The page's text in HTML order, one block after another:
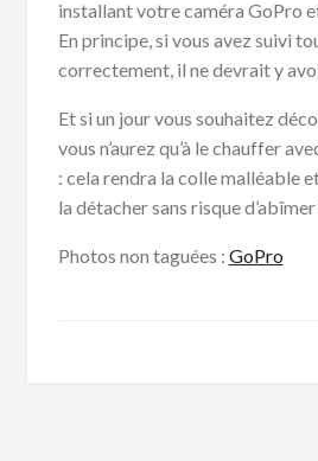
installant votre caméra GoPro
En principe, si vous avez suivi
correctement, il ne devrait y
Et si un jour vous souhaitez
vous n’aurez qu’à le chauffer
: cela rendra la colle malléable
la détacher sans risque
Photos non taguées : GoPro